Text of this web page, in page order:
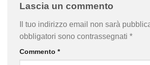
Lascia un commento
Il tuo indirizzo email non sarà
obbligatori sono contrassegnati *
Commento *